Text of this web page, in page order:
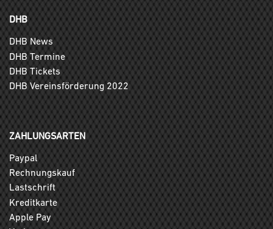
DHB
DHB News
DHB Termine
DHB Tickets
DHB Vereinsförderung 2022
ZAHLUNGSARTEN
Paypal
Rechnungskauf
Lastschrift
Kreditkarte
Apple Pay